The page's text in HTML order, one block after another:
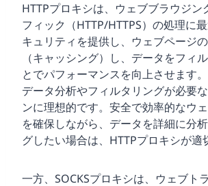
HTTPプロキシは、ウェブブラウジン
フィック（HTTP/HTTPS）の処理に
キュリティを提供し、ウェブページ
（キャッシング）し、データをフィ
とでパフォーマンスを向上させます
データ分析やフィルタリングが必要
ンに理想的です。安全で効率的なウ
を確保しながら、データを詳細に分
グしたい場合は、HTTPプロキシが適
一方、SOCKSプロキシは、ウェブト